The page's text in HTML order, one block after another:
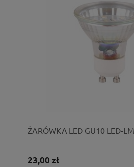
ŻARÓWKA LED GU10 LED-
23,00 zł